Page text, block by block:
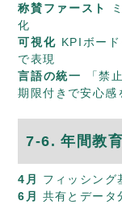
称賛ファースト
化
可視化 KPIボー
で表現
言語の統一
「禁
期限付きで安心感
7-6. 年間教
4月
フィッシング
6月
共有とデータ